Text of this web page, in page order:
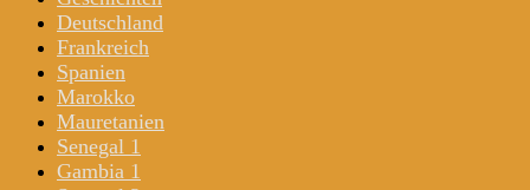
Deutschland
Frankreich
Spanien
Marokko
Mauretanien
Senegal 1
Gambia 1